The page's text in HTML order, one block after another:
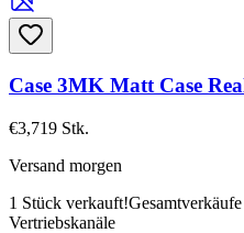
Case 3MK Matt Case
€3,719 Stk.
Versand morgen
1 Stück verkauft!
Vertriebskanäle